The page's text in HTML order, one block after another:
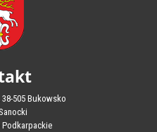
505 Bukowsko